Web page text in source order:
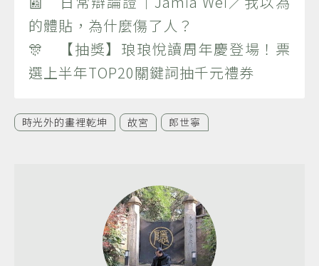
的體貼，為什麼傷了人？
🎊 【抽獎】琅琅悅讀周年慶登場！票
選上半年TOP20關鍵詞抽千元禮券
時光外的畫裡乾坤 故宮 郎世寧